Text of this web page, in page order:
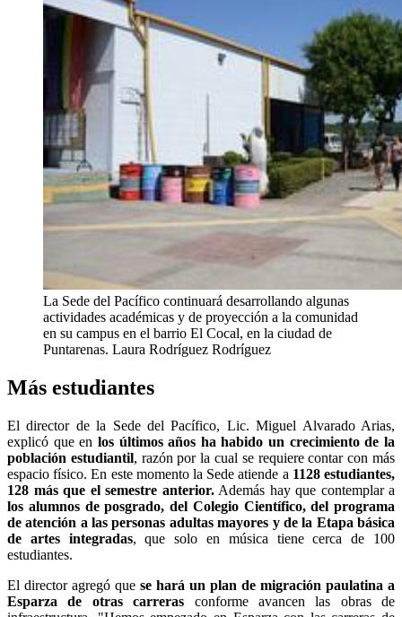
La Sede del Pacífico continuará desarrollando algunas
actividades académicas y de proyección a la comunidad
en su campus en el barrio El Cocal, en la ciudad de
Puntarenas. Laura Rodríguez Rodríguez
Más estudiantes
El director de la Sede del Pacífico, Lic. Miguel Alvarado Arias,
explicó que en los últimos años ha habido un crecimiento de la
población estudiantil, razón por la cual se requiere contar con más
espacio físico. En este momento la Sede atiende a 1128 estudiantes,
128 más que el semestre anterior.Además hay que contemplar a
los alumnos de posgrado, del Colegio Científico, del programa
de atención a las personas adultas mayores y de la Etapa básica
de artes integradas, que solo en música tiene cerca de 100
estudiantes.
El director agregó que se hará un plan de migración paulatina a
Esparza de otras carreras conforme avancen las obras de